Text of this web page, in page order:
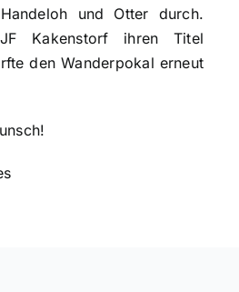
und Otter durch.
Kakenstorf ihren Titel
den Wanderpokal erneut